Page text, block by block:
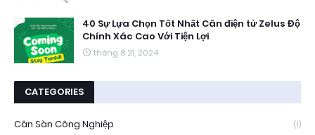
40 Sự Lựa Chọn Tốt Nhất Cân điện tử Zelus Độ
Chính Xác Cao Với Tiện Lợi
tháng 8 21, 2024
CATEGORIES
Cân Sàn Công Nghiệp (1)